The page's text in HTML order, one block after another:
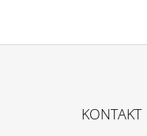
KONTAKT